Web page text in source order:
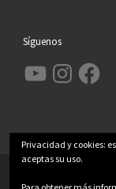
Síguenos
YouTube InstagramFacebook
Privacidad y cookies:
aceptas su uso.